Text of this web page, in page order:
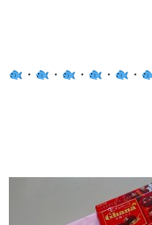
・ ・ ・ ・ ・